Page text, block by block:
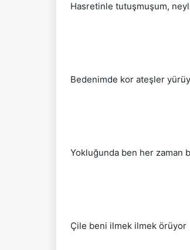
Hasretinle tutuşmuşum,
Bedenimde kor ateşler
Yokluğunda ben her zaman
Çile beni ilmek ilmek örüyor